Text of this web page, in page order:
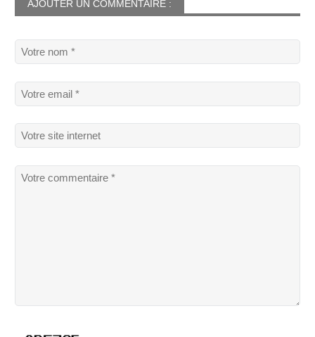
AJOUTER UN COMMENTAIRE :